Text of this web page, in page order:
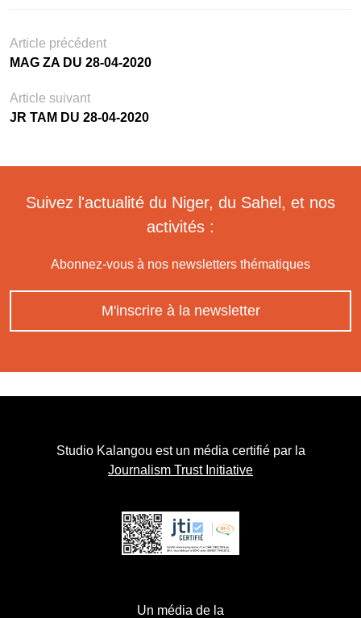
Article précédent
MAG ZA DU 28-04-2020
Article suivant
JR TAM DU 28-04-2020
Suivez l'actualité du Niger, du Sahel, et nos
activités :
Abonnez-vous à nos newsletters thématiques
M'inscrire à la newsletter
Studio Kalangou est un média certifié par la
Journalism Trust Initiative
Un média de la